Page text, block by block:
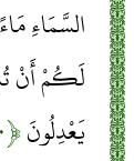
السَّمَاءِ
لَكُمْ أَنْ
يَعْدِلُونَ﴿۶۰﴾